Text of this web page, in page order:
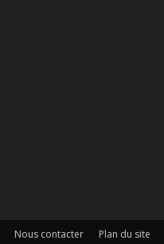
Nous contacter Plan du site